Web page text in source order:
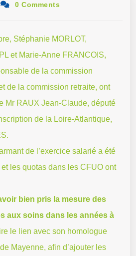
0 Comments
Stéphanie MORLOT,
et Marie-Anne FRANCOIS,
de la commission
de la commission retraite, ont
Mr RAUX Jean-Claude, député
de la Loire-Atlantique,
de l’exercice salarié a été
les quotas dans les CFUO ont
bien pris la mesure des
aux soins dans les années à
le lien avec son homologue
Mayenne, afin d’ajouter les